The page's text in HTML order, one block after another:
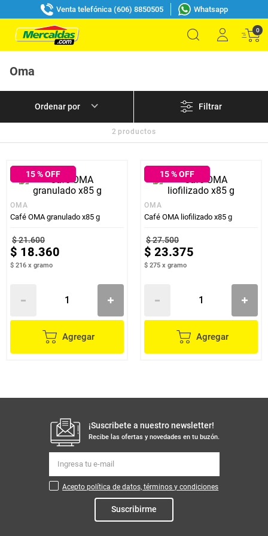
Venta telefónica (606) 8850505 Whatsapp
0
Oma
Filtrar
2 productos
15% OFF
OMA
Café OMA granulado x85 g
$21.600
$ 18.360
$ 216 x gramo
Agregar
15% OFF
OMA
Café OMA liofilizado x85 g
$27.500
$ 23.375
$ 275 x gramo
Agregar
¡Suscribete a nuestro newsletter!
Recibe las ofertas y novedades en tu buzón.
Acepto política de datos, términos y condiciones
Suscribirme